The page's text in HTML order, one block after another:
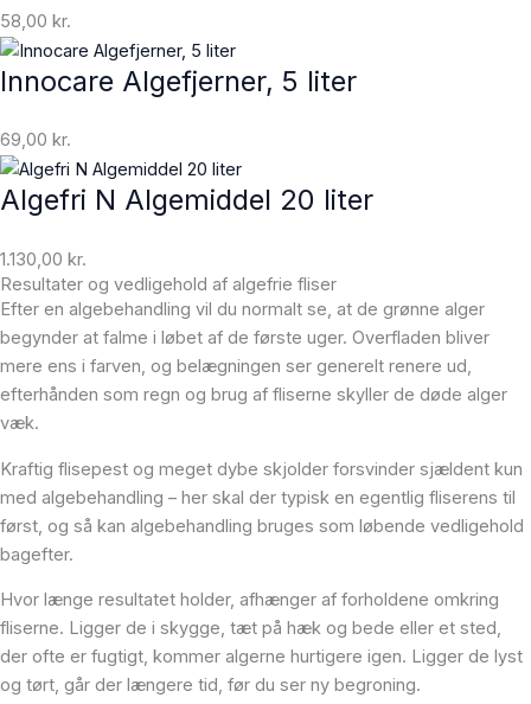
58,00 kr.
Innocare Algefjerner, 5 liter
69,00 kr.
Algefri N Algemiddel 20 liter
1.130,00 kr.
Resultater og vedligehold af algefrie fliser
Efter en algebehandling vil du normalt se, at de grønne alger
begynder at falme i løbet af de første uger. Overfladen bliver
mere ens i farven, og belægningen ser generelt renere ud,
efterhånden som regn og brug af fliserne skyller de døde alger
væk.
Kraftig flisepest og meget dybe skjolder forsvinder sjældent kun
med algebehandling – her skal der typisk en egentlig fliserens til
først, og så kan algebehandling bruges som løbende vedligehold
bagefter.
Hvor længe resultatet holder, afhænger af forholdene omkring
fliserne. Ligger de i skygge, tæt på hæk og bede eller et sted,
der ofte er fugtigt, kommer algerne hurtigere igen. Ligger de lyst
og tørt, går der længere tid, før du ser ny begroning.